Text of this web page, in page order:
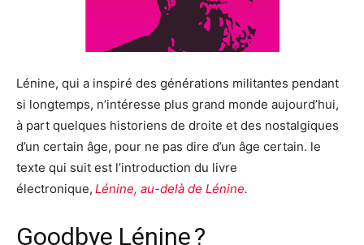
Lénine, qui a inspiré des générations militantes pendant
si longtemps, n’intéresse plus grand monde aujourd’hui,
à part quelques historiens de droite et des nostalgiques
d’un certain âge, pour ne pas dire d’un âge certain. le
texte qui suit est l’introduction du livre
électronique, Lénine, au-delà de Lénine.
Goodbye Lénine ?